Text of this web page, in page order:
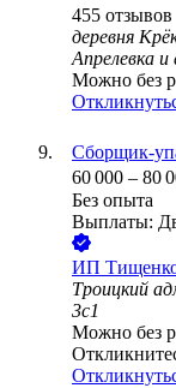
455 отзывов
деревня
Апрелевка и
Можно без
Сборщик-
60 000 – 80
Без опыта
Выплаты:
ИП
Троицкий
3с1
Можно без